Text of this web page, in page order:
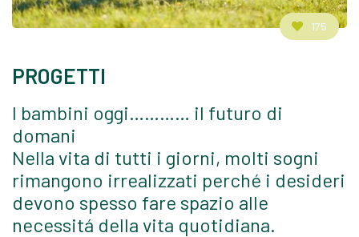
175
PROGETTI
I bambini oggi………… il futuro di
domani
Nella vita di tutti i giorni, molti sogni
rimangono irrealizzati perché i desideri
devono spesso fare spazio alle
necessitá della vita quotidiana.